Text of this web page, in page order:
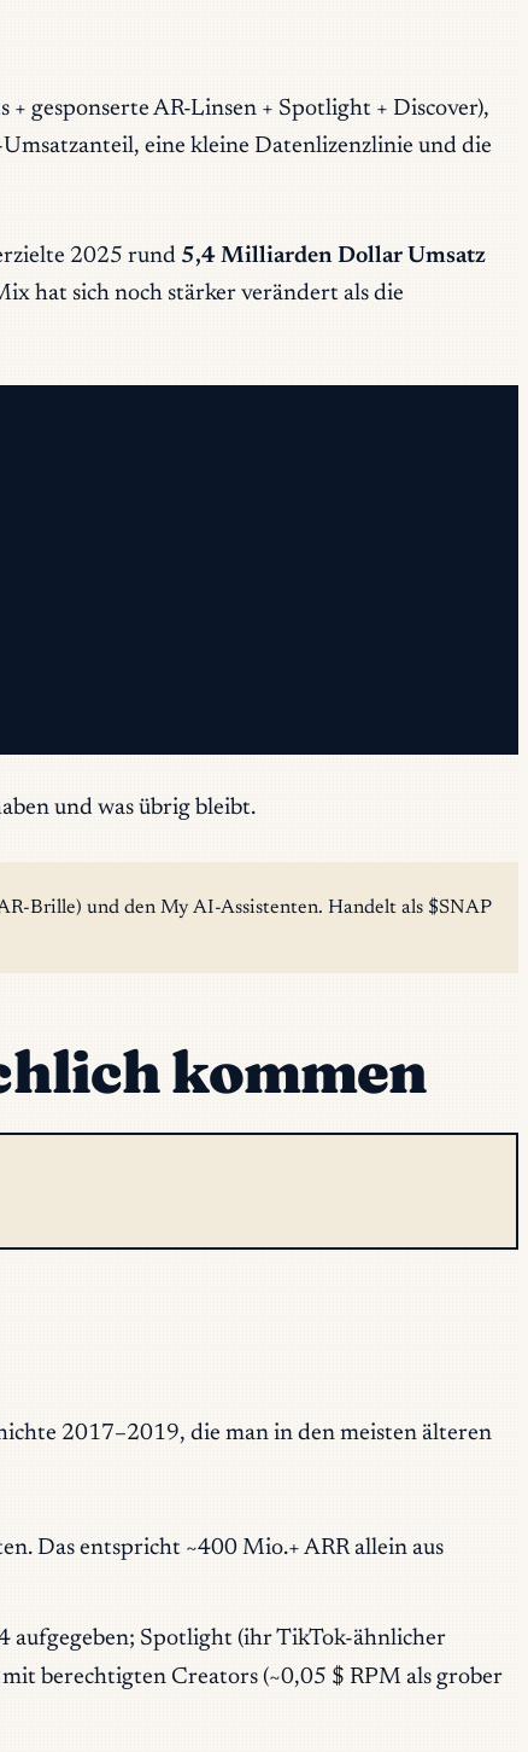
gesponserte AR-Linsen + Spotlight + Discover),
eine kleine Datenlizenzlinie und die
2025 rund 5,4 Milliarden Dollar Umsatz
hat sich noch stärker verändert als die
und was übrig bleibt.
Brille) und den My AI-Assistenten. Handelt als $SNAP
kommen
2017–2019, die man in den meisten älteren
Das entspricht ~400 Mio.+ ARR allein aus
aufgegeben; Spotlight (ihr TikTok-ähnlicher
berechtigten Creators (~0,05 $ RPM als grober